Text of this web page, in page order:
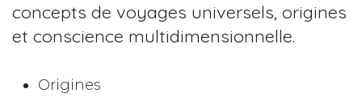
concepts de voyages universels, origines
et conscience multidimensionnelle.
Origines